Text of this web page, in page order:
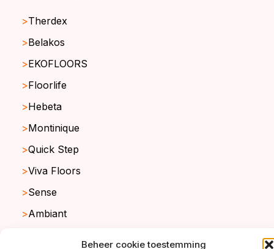
Beheer cookie toestemming
Therdex
Belakos
EKOFLOORS
Floorlife
Hebeta
Montinique
Quick Step
Viva Floors
Sense
Ambiant